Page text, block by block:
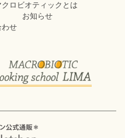
クロビオティックとは
お知らせ
わせ